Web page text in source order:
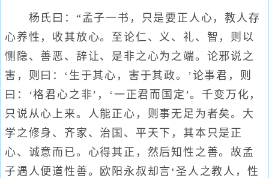
杨氏曰：“孟子一书，只是要正人心，教人存
心养性，收其放心。至论仁、义、礼、智，则以
恻隐、善恶、辞让、是非之心为之端。论邪说之
害，则曰：‘生于其心，害于其政。’论事君，则
曰：‘格君心之非’，‘一正君而国定’。千变万化，
只说从心上来。人能正心，则事无足为者矣。大
学之修身、齐家、治国、平天下，其本只是正
心、诚意而已。心得其正，然后知性之善。故孟
子遇人便道性善。欧阳永叔却言‘圣人之教人，性